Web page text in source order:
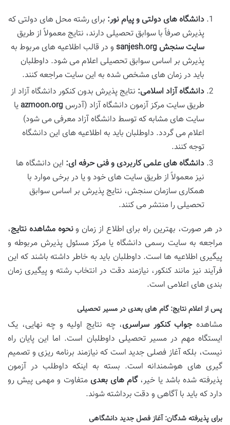
دانشگاه های دولتی و پیام نور: برای رشته محل های دولتی که
پذیرش صرفاً با سوابق تحصیلی دارند، نتایج معمولاً از طریق
سایت سنجش sanjesh.org
و در قالب اطلاعیه های مربوط به
پذیرش بر اساس سوابق تحصیلی اعلام می شود. داوطلبان
باید در زمان های مشخص شده به این سایت مراجعه کنند.
دانشگاه آزاد اسلامی: نتایج پذیرش بدون کنکور دانشگاه آزاد از
طریق سایت مرکز آزمون دانشگاه آزاد (آدرس azmoon.org یا
سایت های مشابه که توسط دانشگاه آزاد معرفی می شود)
اعلام می گردد. داوطلبان باید به اطلاعیه های این دانشگاه
توجه کنند.
دانشگاه های علمی کاربردی و فنی حرفه ای: این دانشگاه ها
نیز معمولاً از طریق سایت های خود و یا در برخی موارد با
همکاری سازمان سنجش، نتایج پذیرش بر اساس سوابق
تحصیلی را منتشر می کنند.
در هر صورت، بهترین راه برای اطلاع از زمان ونحوه مشاهده نتایج،
مراجعه به سایت رسمی دانشگاه یا مرکز مسئول پذیرش مربوطه و
پیگیری اطلاعیه ها است. داوطلبان باید به خاطر داشته باشند که این
فرآیند نیز مانند کنکور، نیازمند دقت در انتخاب رشته و پیگیری زمان
بندی های اعلامی است.
پس از اعلام نتایج: گام های بعدی در مسیر تحصیلی
مشاهدهجواب کنکور سراسری، چه نتایج اولیه و چه نهایی، یک
ایستگاه مهم در مسیر تحصیلی داوطلبان است. اما این پایان راه
نیست، بلکه آغاز فصلی جدید است که نیازمند برنامه ریزی و تصمیم
گیری های هوشمندانه است. بسته به اینکه داوطلب در آزمون
پذیرفته شده باشد یا خیر،گام های بعدی متفاوت و مهمی پیش رو
دارد که باید با آگاهی و دقت برداشته شوند.
برای پذیرفته شدگان: آغاز فصل جدید دانشگاهی